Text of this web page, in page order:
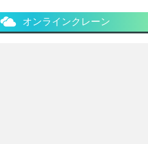
オンラインクレーン